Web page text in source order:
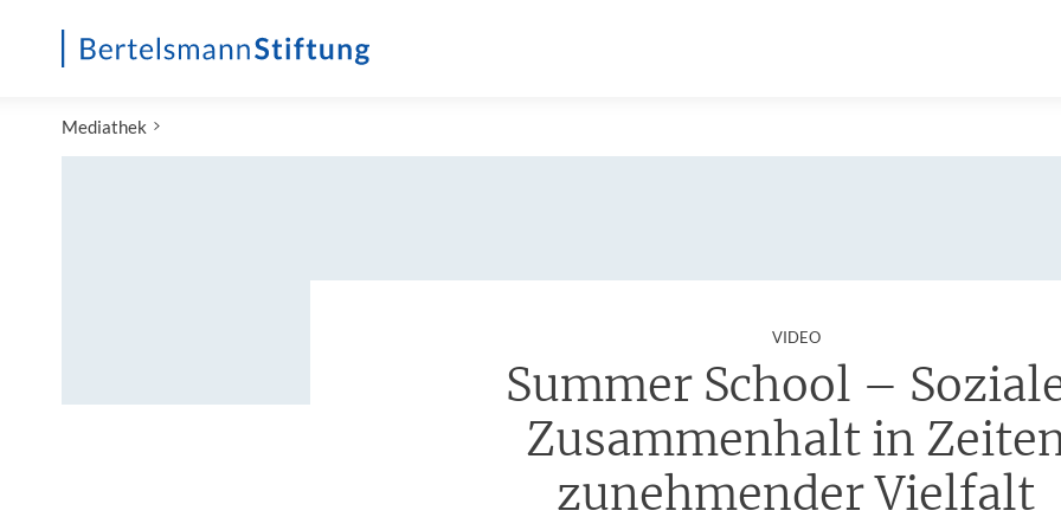
Mediathek
VIDEO:
Summer School –
Zusammenhalt in
zunehmender Vielfalt